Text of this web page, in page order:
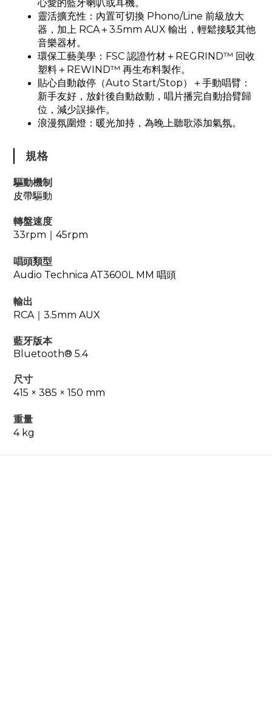
心愛的藍牙喇叭或耳機。
靈活擴充性：內置可切換 Phono/Line 前級放大
器，加上 RCA＋3.5mm AUX 輸出，輕鬆接駁其他
音樂器材。
環保工藝美學：FSC 認證竹材＋REGRIND™️ 回收
塑料＋REWIND™️ 再生布料製作。
貼心自動啟停（Auto Start/Stop）＋手動唱臂：
新手友好，放針後自動啟動，唱片播完自動抬臂歸
位，減少誤操作。
浪漫氛圍燈：暖光加持，為晚上聽歌添加氣氛。
規格
驅動機制
皮帶驅動
轉盤速度
33rpm｜45rpm
唱頭類型
Audio Technica AT3600L MM 唱頭
輸出
RCA｜3.5mm AUX
藍牙版本
Bluetooth® 5.4
尺寸
415 × 385 × 150 mm
重量
4 kg